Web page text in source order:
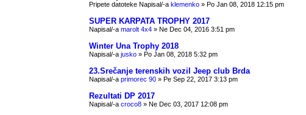
Pripete datoteke Napisal/-a klemenko » Po Jan 08, 2018 12:15 pm
SUPER KARPATA TROPHY 2017
Napisal/-a marolt 4x4 » Ne Dec 04, 2016 3:51 pm
Winter Una Trophy 2018
Napisal/-a jusko » Po Jan 08, 2018 5:32 pm
23.Srečanje terenskih vozil Jeep club Brda
Napisal/-a primorec 90 » Pe Sep 22, 2017 3:13 pm
Rezultati DP 2017
Napisal/-a croco8 » Ne Dec 03, 2017 12:08 pm